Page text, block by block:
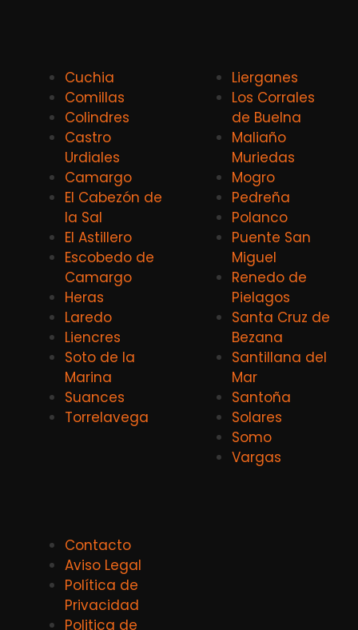
Cuchia
Comillas
Colindres
Castro
Urdiales
Camargo
El Cabezón de
la Sal
El Astillero
Escobedo de
Camargo
Heras
Laredo
Liencres
Soto de la
Marina
Suances
Torrelavega
Lierganes
Los Corrales
de Buelna
Maliaño
Muriedas
Mogro
Pedreña
Polanco
Puente San
Miguel
Renedo de
Pielagos
Santa Cruz de
Bezana
Santillana del
Mar
Santoña
Solares
Somo
Vargas
Contacto
Aviso Legal
Política de
Privacidad
Politica de